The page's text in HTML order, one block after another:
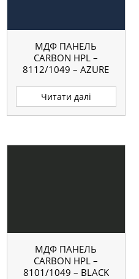
МДФ ПАНЕЛЬ
CARBON HPL –
8112/1049 – AZURE
Читати далі
МДФ ПАНЕЛЬ
CARBON HPL –
8101/1049 – BLACK